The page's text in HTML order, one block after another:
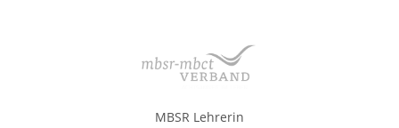
MBSR Lehrerin